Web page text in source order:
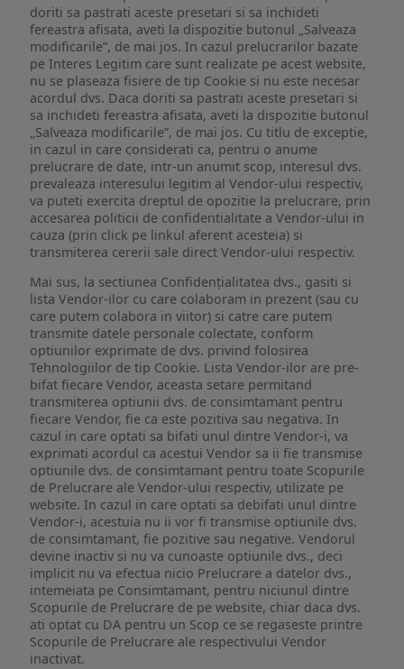
doriti sa pastrati aceste presetari si sa inchideti
fereastra afisata, aveti la dispozitie butonul „Salveaza
modificarile”, de mai jos. In cazul prelucrarilor bazate
pe Interes Legitim care sunt realizate pe acest website,
nu se plaseaza fisiere de tip Cookie si nu este necesar
acordul dvs. Daca doriti sa pastrati aceste presetari si
sa inchideti fereastra afisata, aveti la dispozitie butonul
„Salveaza modificarile”, de mai jos. Cu titlu de exceptie,
in cazul in care considerati ca, pentru o anume
prelucrare de date, intr-un anumit scop, interesul dvs.
prevaleaza interesului legitim al Vendor-ului respectiv,
va puteti exercita dreptul de opozitie la prelucrare, prin
accesarea politicii de confidentialitate a Vendor-ului in
cauza (prin click pe linkul aferent acesteia) si
transmiterea cererii sale direct Vendor-ului respectiv.
Mai sus, la sectiunea Confidențialitatea dvs., gasiti si
lista Vendor-ilor cu care colaboram in prezent (sau cu
care putem colabora in viitor) si catre care putem
transmite datele personale colectate, conform
optiunilor exprimate de dvs. privind folosirea
Tehnologiilor de tip Cookie. Lista Vendor-ilor are pre-
bifat fiecare Vendor, aceasta setare permitand
transmiterea optiunii dvs. de consimtamant pentru
fiecare Vendor, fie ca este pozitiva sau negativa. In
cazul in care optati sa bifati unul dintre Vendor-i, va
exprimati acordul ca acestui Vendor sa ii fie transmise
optiunile dvs. de consimtamant pentru toate Scopurile
de Prelucrare ale Vendor-ului respectiv, utilizate pe
website. In cazul in care optati sa debifati unul dintre
Vendor-i, acestuia nu ii vor fi transmise optiunile dvs.
de consimtamant, fie pozitive sau negative. Vendorul
devine inactiv si nu va cunoaste optiunile dvs., deci
implicit nu va efectua nicio Prelucrare a datelor dvs.,
intemeiata pe Consimtamant, pentru niciunul dintre
Scopurile de Prelucrare de pe website, chiar daca dvs.
ati optat cu DA pentru un Scop ce se regaseste printre
Scopurile de Prelucrare ale respectivului Vendor
inactivat.